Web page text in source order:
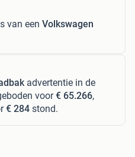
van een Volkswagen
advertentie in de
voor€ 65.266,
€ 284 stond.